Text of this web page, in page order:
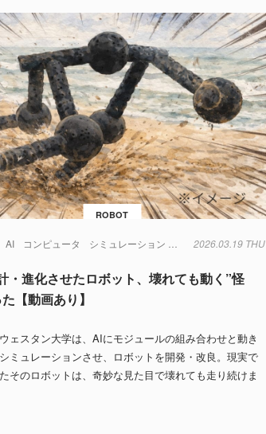
ROBOT
AI コンピュータ シミュレーション ロボット 仮想空間
2026.03.19 THU
・進化させたロボット、壊れても動く”怪
【動画あり】
ェスタン大学は、AIにモジュールの組み合わせと動き
ミュレーションさせ、ロボットを開発・改良。現実で
そのロボットは、奇妙な見た目で壊れても走り続けま